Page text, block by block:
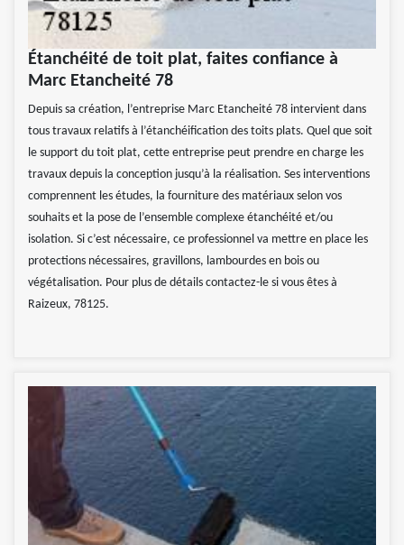
Étanchéité de toit plat, faites confiance à
Marc Etancheité 78
Depuis sa création, l’entreprise Marc Etancheité 78 intervient dans
tous travaux relatifs à l’étanchéification des toits plats. Quel que soit
le support du toit plat, cette entreprise peut prendre en charge les
travaux depuis la conception jusqu’à la réalisation. Ses interventions
comprennent les études, la fourniture des matériaux selon vos
souhaits et la pose de l’ensemble complexe étanchéité et/ou
isolation. Si c’est nécessaire, ce professionnel va mettre en place les
protections nécessaires, gravillons, lambourdes en bois ou
végétalisation. Pour plus de détails contactez-le si vous êtes à
Raizeux, 78125.